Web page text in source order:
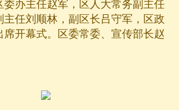
委办主任赵军，区人大常务副主任
主任刘顺林，副区长吕守军，区政
席开幕式。区委常委、宣传部长赵